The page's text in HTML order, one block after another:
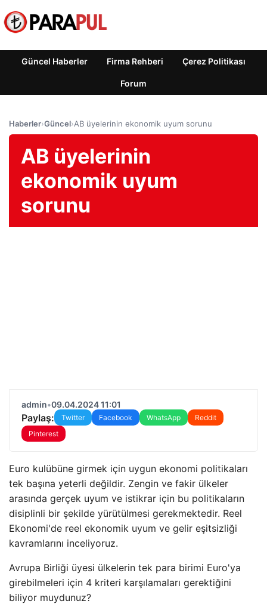
Güncel Haberler Firma Rehberi Çerez Politikası
Forum
Haberler›Güncel›AB üyelerinin ekonomik uyum sorunu
AB üyelerinin
ekonomik uyum
sorunu
admin•09.04.2024 11:01
Paylaş: Twitter Facebook WhatsApp
Reddit
Pinterest
Euro kulübüne girmek için uygun ekonomi politikaları
tek başına yeterli değildir. Zengin ve fakir ülkeler
arasında gerçek uyum ve istikrar için bu politikaların
disiplinli bir şekilde yürütülmesi gerekmektedir. Reel
Ekonomi'de reel ekonomik uyum ve gelir eşitsizliği
kavramlarını inceliyoruz.
Avrupa Birliği üyesi ülkelerin tek para birimi Euro'ya
girebilmeleri için 4 kriteri karşılamaları gerektiğini
biliyor muydunuz?